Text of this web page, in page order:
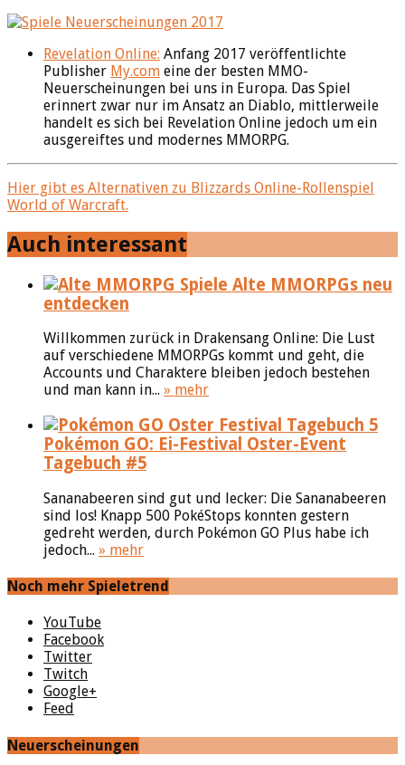
Revelation Online: Anfang 2017 veröffentlichte
Publisher My.com eine der besten MMO-
Neuerscheinungen bei uns in Europa. Das Spiel
erinnert zwar nur im Ansatz an Diablo, mittlerweile
handelt es sich bei Revelation Online jedoch um ein
ausgereiftes und modernes MMORPG.
Hier gibt es Alternativen zu Blizzards Online-Rollenspiel
World of Warcraft.
Auch interessant
Alte MMORPGs neu
entdecken
Willkommen zurück in Drakensang Online: Die Lust
auf verschiedene MMORPGs kommt und geht, die
Accounts und Charaktere bleiben jedoch bestehen
und man kann in... » mehr
Pokémon GO: Ei-Festival Oster-Event
Tagebuch #5
Sananabeeren sind gut und lecker: Die Sananabeeren
sind los! Knapp 500 PokéStops konnten gestern
gedreht werden, durch Pokémon GO Plus habe ich
jedoch... » mehr
Noch mehr Spieletrend
YouTube
Facebook
Twitter
Twitch
Google+
Feed
Neuerscheinungen